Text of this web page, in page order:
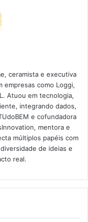
ceramista e executiva
empresas como Loggi,
Atuou em tecnologia,
integrando dados,
e cofundadora
mentora e
múltiplos papéis com
de ideias e
real.